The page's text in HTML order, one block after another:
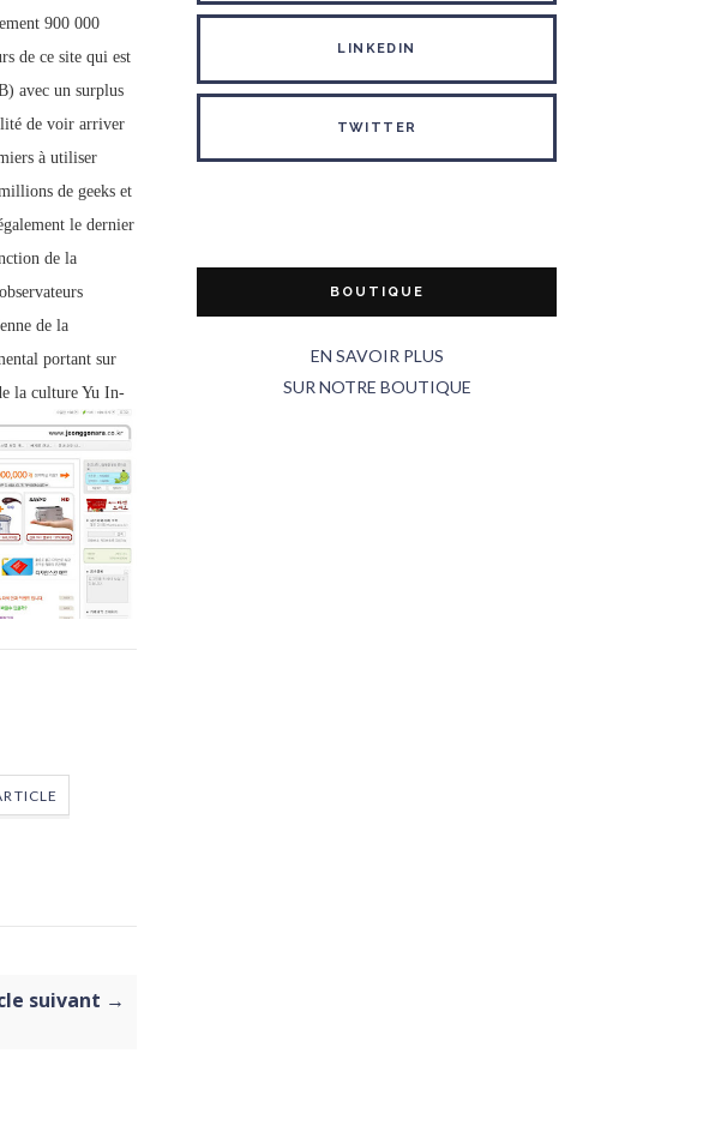
900 000
de ce site qui est
avec un surplus
de voir arriver
à utiliser
de geeks et
le dernier
de la
de la
portant sur
la culture Yu In-
suivant →
LINKEDIN
TWITTER
BOUTIQUE
EN SAVOIR PLUS
SUR NOTRE BOUTIQUE